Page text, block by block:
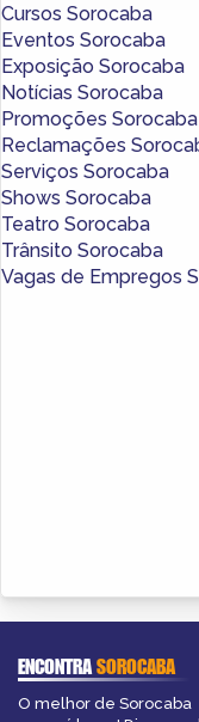
Cursos Sorocaba
Eventos Sorocaba
Exposição Sorocaba
Notícias Sorocaba
Promoções Sorocaba
Reclamações
Serviços Sorocaba
Shows Sorocaba
Teatro Sorocaba
Trânsito Sorocaba
Vagas de Empregos
ENCONTRASOROCABA
O melhor de Sorocaba